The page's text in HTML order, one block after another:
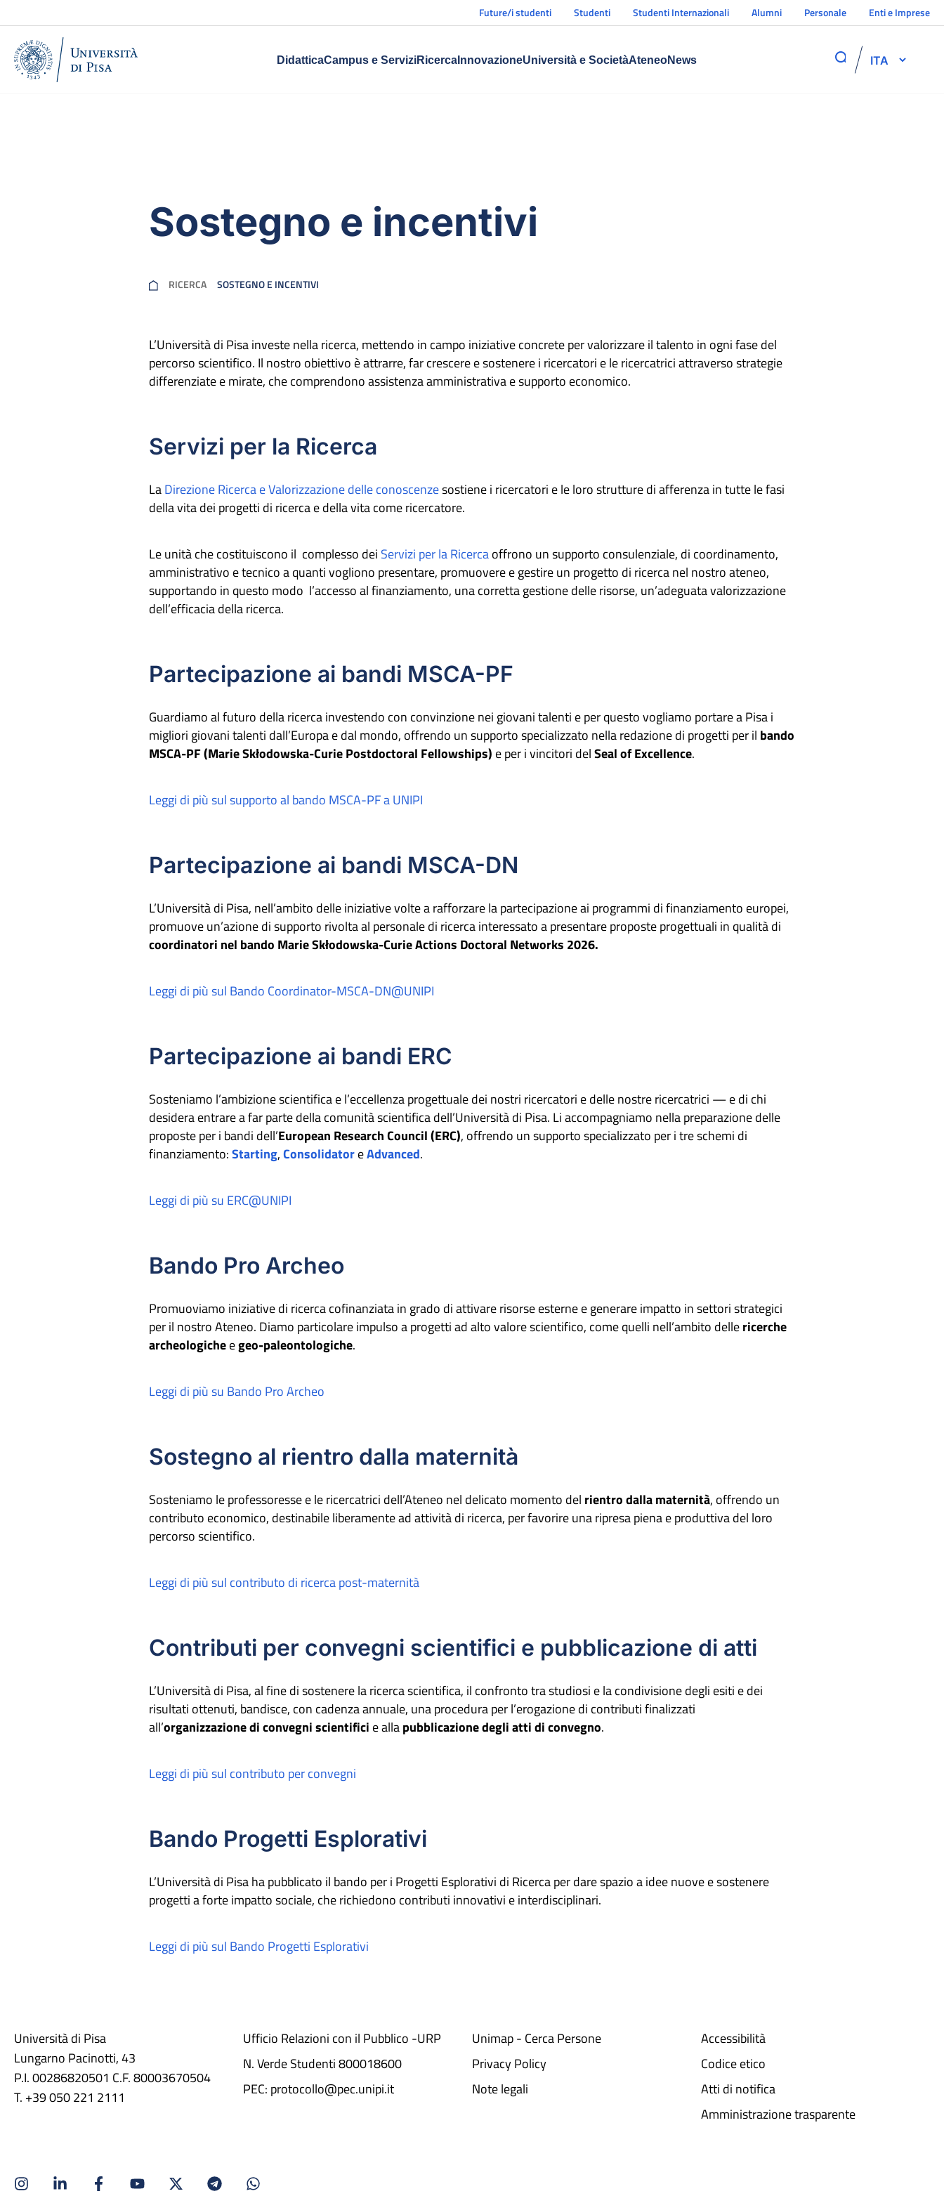
Future/i studenti Studenti Studenti Internazionali Alumni Personale Enti e Imprese
DidatticaCampus e ServiziRicercaInnovazioneUniversità e SocietàAteneoNews ITA
Sostegno e incentivi
RICERCA SOSTEGNO E INCENTIVI
L’Università di Pisa investe nella ricerca, mettendo in campo iniziative concrete per valorizzare il talento in ogni fase del
percorso scientifico. Il nostro obiettivo è attrarre, far crescere e sostenere i ricercatori e le ricercatrici attraverso strategie
differenziate e mirate, che comprendono assistenza amministrativa e supporto economico.
Servizi per la Ricerca
LaDirezione Ricerca e Valorizzazione delle conoscenzesostiene i ricercatori e le loro strutture di afferenza in tutte le fasi
della vita dei progetti di ricerca e della vita come ricercatore.
Le unità che costituiscono il complesso dei Servizi per la Ricercaoffrono un supporto consulenziale, di coordinamento,
amministrativo e tecnico a quanti vogliono presentare, promuovere e gestire un progetto di ricerca nel nostro ateneo,
supportando in questo modo l’accesso al finanziamento, una corretta gestione delle risorse, un’adeguata valorizzazione
dell’efficacia della ricerca.
Partecipazione ai bandi MSCA-PF
Guardiamo al futuro della ricerca investendo con convinzione nei giovani talenti e per questo vogliamo portare a Pisa i
migliori giovani talenti dall’Europa e dal mondo, offrendo un supporto specializzato nella redazione di progetti per il bando
MSCA-PF (Marie Skłodowska-Curie Postdoctoral Fellowships) e per i vincitori delSeal of Excellence.
Leggi di più sul supporto al bando MSCA-PF a UNIPI
Partecipazione ai bandi MSCA-DN
L’Università di Pisa, nell’ambito delle iniziative volte a rafforzare la partecipazione ai programmi di finanziamento europei,
promuove un’azione di supporto rivolta al personale di ricerca interessato a presentare proposte progettuali in qualità di
coordinatori nel bando Marie Skłodowska-Curie Actions Doctoral Networks 2026.
Leggi di più sul Bando Coordinator-MSCA-DN@UNIPI
Partecipazione ai bandi ERC
Sosteniamo l’ambizione scientifica e l’eccellenza progettuale dei nostri ricercatori e delle nostre ricercatrici — e di chi
desidera entrare a far parte della comunità scientifica dell’Università di Pisa. Li accompagniamo nella preparazione delle
proposte per i bandi dell’European Research Council (ERC), offrendo un supporto specializzato per i tre schemi di
finanziamento:Starting,ConsolidatoreAdvanced.
Leggi di più su ERC@UNIPI
Bando Pro Archeo
Promuoviamo iniziative di ricerca cofinanziata in grado di attivare risorse esterne e generare impatto in settori strategici
per il nostro Ateneo. Diamo particolare impulso a progetti ad alto valore scientifico, come quelli nell’ambito dellericerche
archeologicheegeo-paleontologiche.
Leggi di più su Bando Pro Archeo
Sostegno al rientro dalla maternità
Sosteniamo le professoresse e le ricercatrici dell’Ateneo nel delicato momento del rientro dalla maternità, offrendo un
contributo economico, destinabile liberamente ad attività di ricerca, per favorire una ripresa piena e produttiva del loro
percorso scientifico.
Leggi di più sul contributo di ricerca post-maternità
Contributi per convegni scientifici e pubblicazione di atti
L’Università di Pisa, al fine di sostenere la ricerca scientifica, il confronto tra studiosi e la condivisione degli esiti e dei
risultati ottenuti, bandisce, con cadenza annuale, una procedura per l’erogazione di contributi finalizzati
all’organizzazione di convegni scientifici e allapubblicazione degli atti di convegno.
Leggi di più sul contributo per convegni
Bando Progetti Esplorativi
L’Università di Pisa ha pubblicato il bando per i Progetti Esplorativi di Ricerca per dare spazio a idee nuove e sostenere
progetti a forte impatto sociale, che richiedono contributi innovativi e interdisciplinari.
Leggi di più sul Bando Progetti Esplorativi
Università di Pisa
Lungarno Pacinotti, 43
P.I. 00286820501 C.F. 80003670504
T. +39 050 221 2111
Ufficio Relazioni con il Pubblico -URP
N. Verde Studenti 800018600​
PEC: protocollo@pec.unipi.it
Unimap - Cerca Persone
Privacy Policy
Note legali
Accessibilità
Codice etico
Atti di notifica
Amministrazione trasparente